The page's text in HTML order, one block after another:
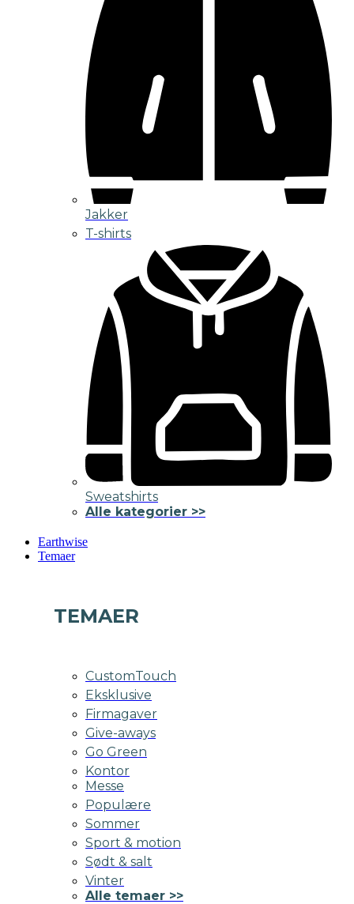
Jakker
T-shirts
Sweatshirts
Alle kategorier >>
Earthwise
Temaer
TEMAER
CustomTouch
Eksklusive
Firmagaver
Give-aways
Go Green
Kontor
Messe
Populære
Sommer
Sport & motion
Sødt & salt
Vinter
Alle temaer >>